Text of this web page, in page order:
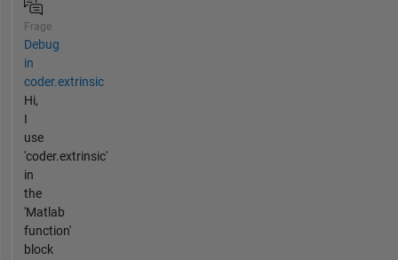
Frage
Debug
in
coder.extrinsic
Hi,
I
use
'coder.extrinsic'
in
the
'Matlab
function'
block